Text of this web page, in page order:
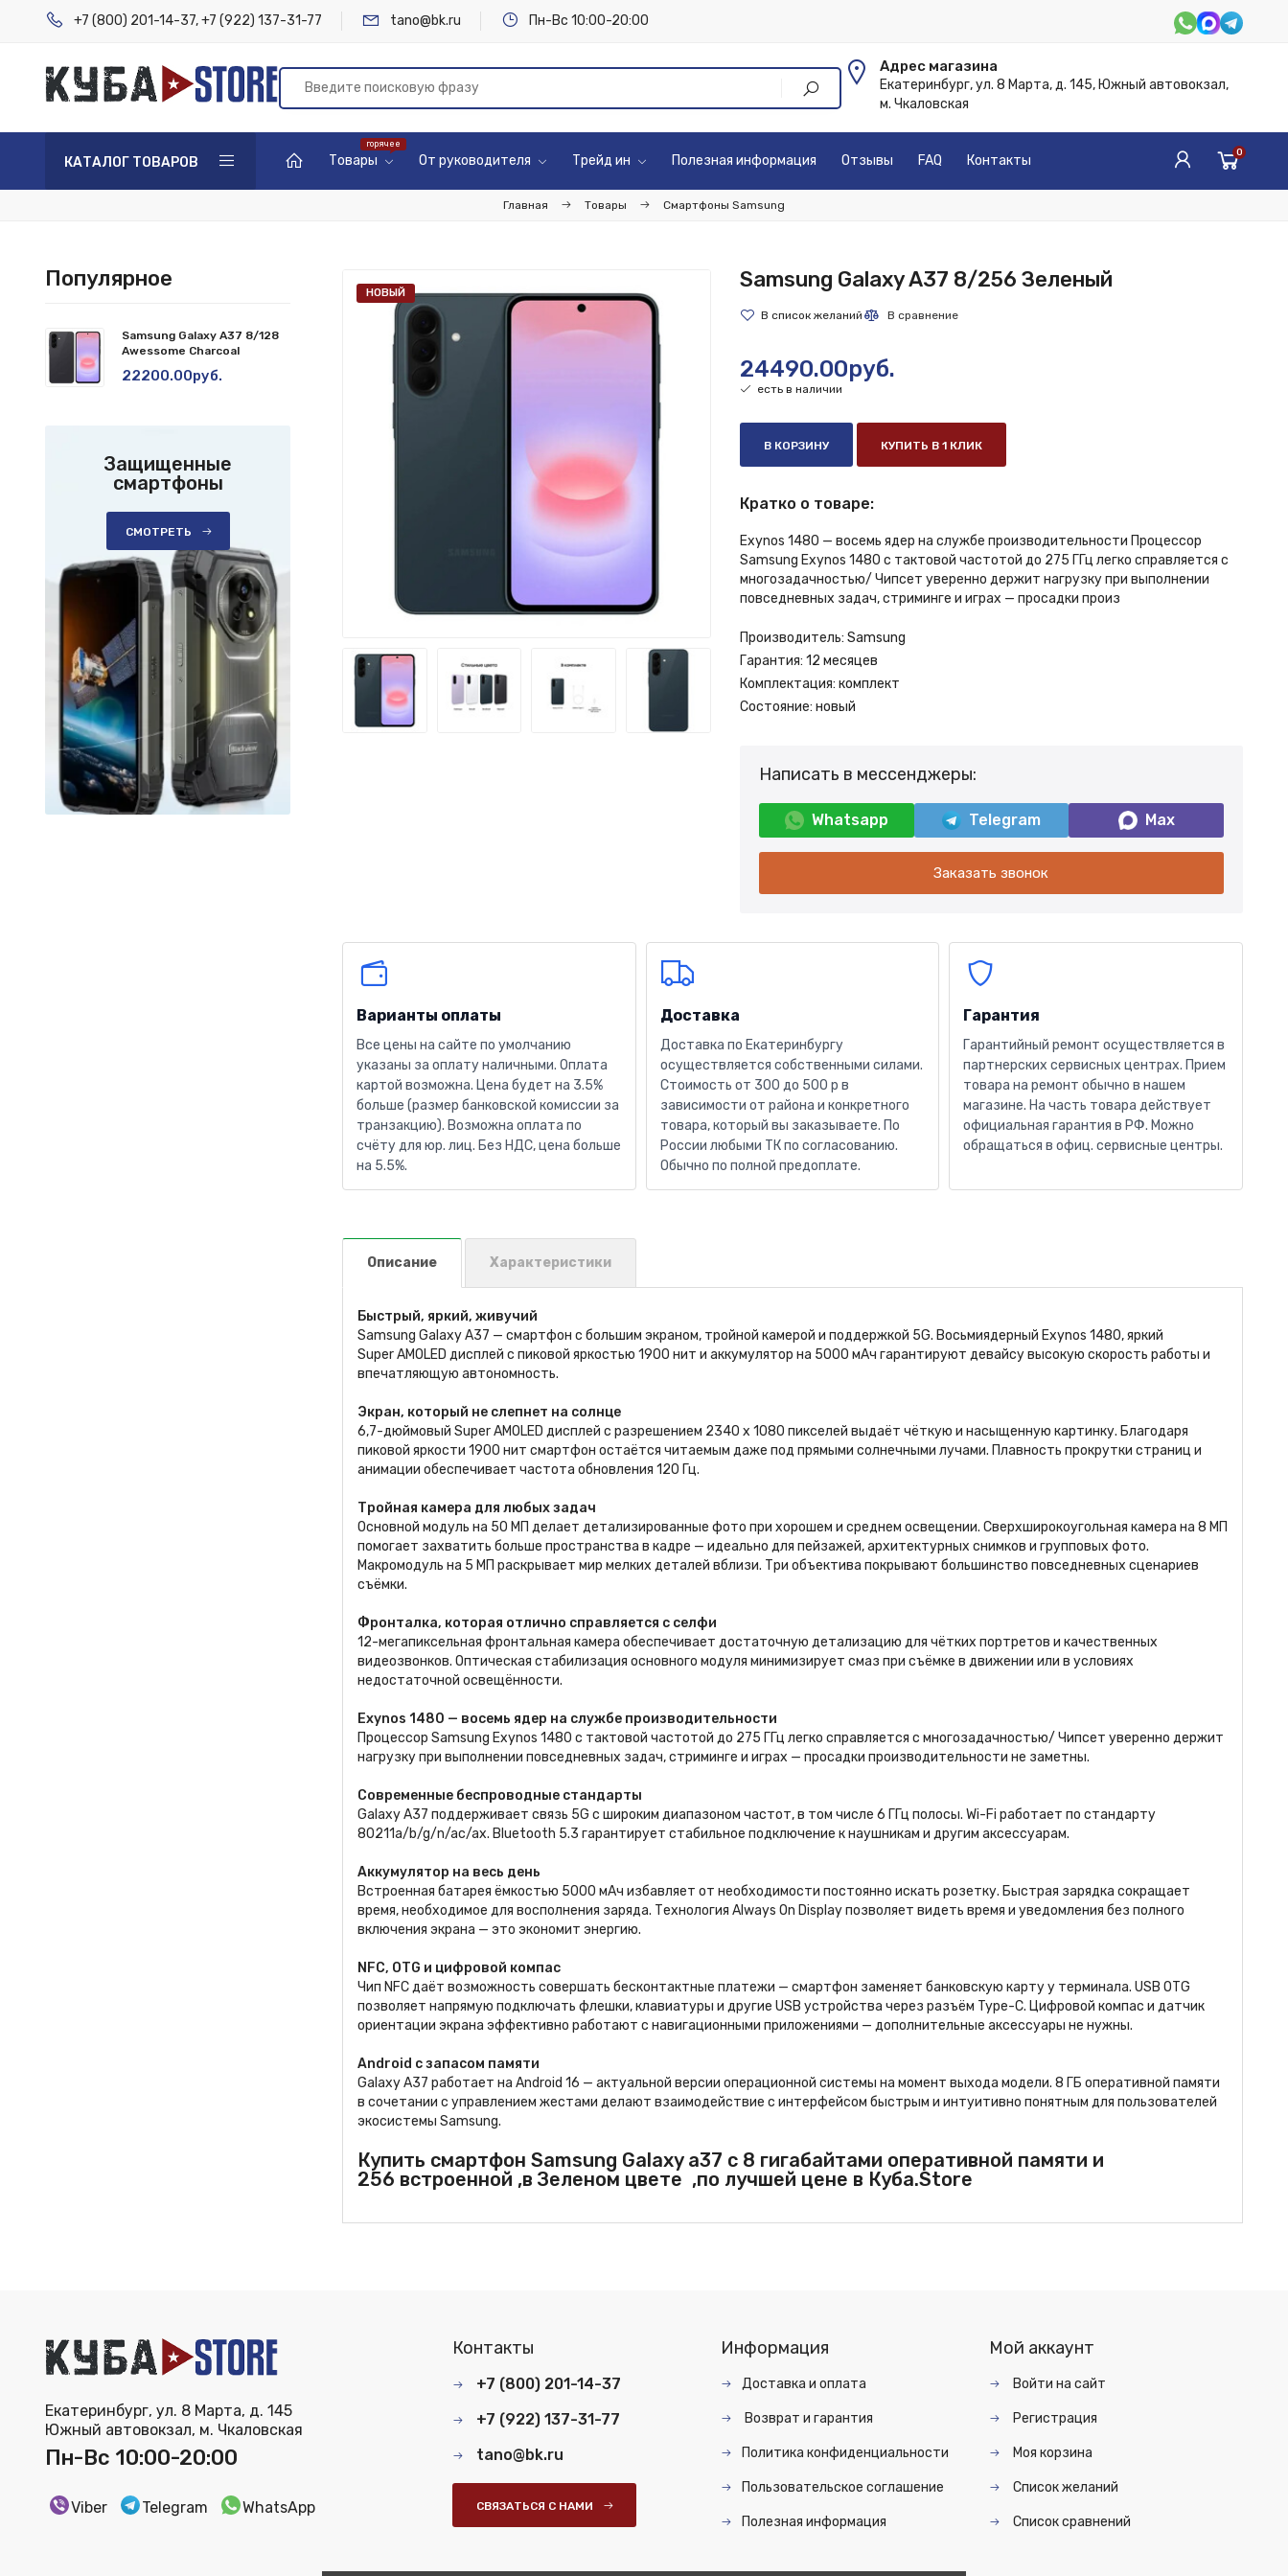
+7 (800) 201-14-37,+7 (922) 137-31-77 tano@bk.ru Пн-Вс 10:00-20:00
Адрес магазина
Екатеринбург, ул. 8 Марта, д. 145, Южный автовокзал,
м. Чкаловская
КАТАЛОГ ТОВАРОВ Товары От руководителя Трейд ин Полезная информация Отзывы FAQ Контакты 0
Главная Товары Смартфоны Samsung
НОВЫЙ
Samsung Galaxy A37 8/256 Зеленый
24490.00руб.
есть в наличии
В КОРЗИНУ КУПИТЬ В 1 КЛИК
Кратко о товаре:
Exynos 1480 — восемь ядер на службе производительности Процессор
Samsung Exynos 1480 с тактовой частотой до 275 ГГц легко справляется с
многозадачностью/ Чипсет уверенно держит нагрузку при выполнении
повседневных задач, стриминге и играх — просадки произ
Производитель: Samsung
Гарантия: 12 месяцев
Комплектация: комплект
Состояние: новый
Написать в мессенджеры:
Whatsapp Telegram Max
Заказать звонок
Варианты оплаты
Все цены на сайте по умолчанию
указаны за оплату наличными. Оплата
картой возможна. Цена будет на 3.5%
больше (размер банковской комиссии за
транзакцию). Возможна оплата по
счёту для юр. лиц. Без НДС, цена больше
на 5.5%.
Доставка
Доставка по Екатеринбургу
осуществляется собственными силами.
Стоимость от 300 до 500 р в
зависимости от района и конкретного
товара, который вы заказываете. По
России любыми ТК по согласованию.
Обычно по полной предоплате.
Гарантия
Гарантийный ремонт осуществляется в
партнерских сервисных центрах. Прием
товара на ремонт обычно в нашем
магазине. На часть товара действует
официальная гарантия в РФ. Можно
обращаться в офиц. сервисные центры.
Описание Характеристики
Быстрый, яркий, живучий
Samsung Galaxy A37 — смартфон с большим экраном, тройной камерой и поддержкой 5G. Восьмиядерный Exynos 1480, яркий
Super AMOLED дисплей с пиковой яркостью 1900 нит и аккумулятор на 5000 мАч гарантируют девайсу высокую скорость работы и
впечатляющую автономность.
Экран, который не слепнет на солнце
6,7-дюймовый Super AMOLED дисплей с разрешением 2340 x 1080 пикселей выдаёт чёткую и насыщенную картинку. Благодаря
пиковой яркости 1900 нит смартфон остаётся читаемым даже под прямыми солнечными лучами. Плавность прокрутки страниц и
анимации обеспечивает частота обновления 120 Гц.
Тройная камера для любых задач
Основной модуль на 50 МП делает детализированные фото при хорошем и среднем освещении. Сверхширокоугольная камера на 8 МП
помогает захватить больше пространства в кадре — идеально для пейзажей, архитектурных снимков и групповых фото.
Макромодуль на 5 МП раскрывает мир мелких деталей вблизи. Три объектива покрывают большинство повседневных сценариев
съёмки.
Фронталка, которая отлично справляется с селфи
12-мегапиксельная фронтальная камера обеспечивает достаточную детализацию для чётких портретов и качественных
видеозвонков. Оптическая стабилизация основного модуля минимизирует смаз при съёмке в движении или в условиях
недостаточной освещённости.
Exynos 1480 — восемь ядер на службе производительности
Процессор Samsung Exynos 1480 с тактовой частотой до 275 ГГц легко справляется с многозадачностью/ Чипсет уверенно держит
нагрузку при выполнении повседневных задач, стриминге и играх — просадки производительности не заметны.
Современные беспроводные стандарты
Galaxy A37 поддерживает связь 5G с широким диапазоном частот, в том числе 6 ГГц полосы. Wi-Fi работает по стандарту
80211a/b/g/n/ac/ax. Bluetooth 5.3 гарантирует стабильное подключение к наушникам и другим аксессуарам.
Аккумулятор на весь день
Встроенная батарея ёмкостью 5000 мАч избавляет от необходимости постоянно искать розетку. Быстрая зарядка сокращает
время, необходимое для восполнения заряда. Технология Always On Display позволяет видеть время и уведомления без полного
включения экрана — это экономит энергию.
NFC, OTG и цифровой компас
Чип NFC даёт возможность совершать бесконтактные платежи — смартфон заменяет банковскую карту у терминала. USB OTG
позволяет напрямую подключать флешки, клавиатуры и другие USB устройства через разъём Type-C. Цифровой компас и датчик
ориентации экрана эффективно работают с навигационными приложениями — дополнительные аксессуары не нужны.
Android с запасом памяти
Galaxy A37 работает на Android 16 — актуальной версии операционной системы на момент выхода модели. 8 ГБ оперативной памяти
в сочетании с управлением жестами делают взаимодействие с интерфейсом быстрым и интуитивно понятным для пользователей
экосистемы Samsung.
Купить смартфон Samsung Galaxy a37 с 8 гигабайтами оперативной памяти и
256 встроенной ,в Зеленом цвете ,по лучшей цене в Куба.Store
Популярное
Samsung Galaxy A37 8/128
Awessome Charcoal
22200.00руб.
Защищенные
смартфоны
СМОТРЕТЬ
Екатеринбург, ул. 8 Марта, д. 145
Южный автовокзал, м. Чкаловская
Пн-Вс 10:00-20:00
Viber Telegram WhatsApp
Контакты
+7 (800) 201-14-37
+7 (922) 137-31-77
tano@bk.ru
СВЯЗАТЬСЯ С НАМИ
Информация
Доставка и оплата
Возврат и гарантия
Политика конфиденциальности
Пользовательское соглашение
Полезная информация
Мой аккаунт
Войти на сайт
Регистрация
Моя корзина
Список желаний
Список сравнений